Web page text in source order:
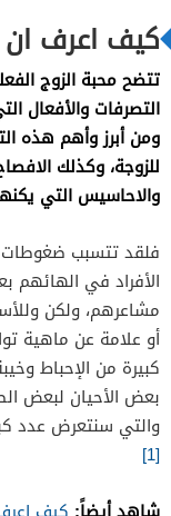
كيف اعرف
تتضح محبة الزوج
التصرفات والأفعال
ومن أبرز وأهم هذه
للزوجة، وكذلك
والاحاسيس التي
فلقد تتسبب ضغوطات
الأفراد في الهائهم
مشاعرهم، ولكن
أو علامة عن ماهية
كبيرة من الإحباط
بعض الأحيان لبعض
والتي سنتعرض عدد
[1]